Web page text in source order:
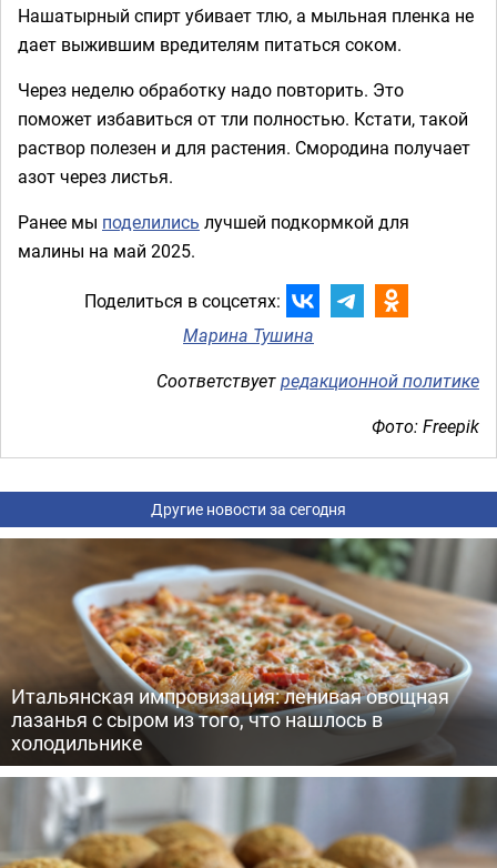
Нашатырный спирт убивает тлю, а мыльная пленка не
дает выжившим вредителям питаться соком.
Через неделю обработку надо повторить. Это
поможет избавиться от тли полностью. Кстати, такой
раствор полезен и для растения. Смородина получает
азот через листья.
Ранее мы поделились лучшей подкормкой для
малины на май 2025.
Поделиться в соцсетях:
Марина Тушина
Соответствуетредакционной политике
Фото: Freepik
Другие новости за сегодня
Итальянская импровизация: ленивая овощная
лазанья с сыром из того, что нашлось в
холодильнике